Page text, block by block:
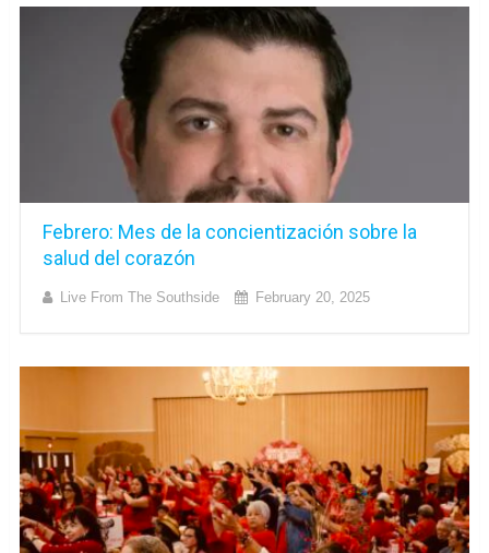
Febrero: Mes de la concientización sobre la
salud del corazón
Live From The Southside February 20, 2025